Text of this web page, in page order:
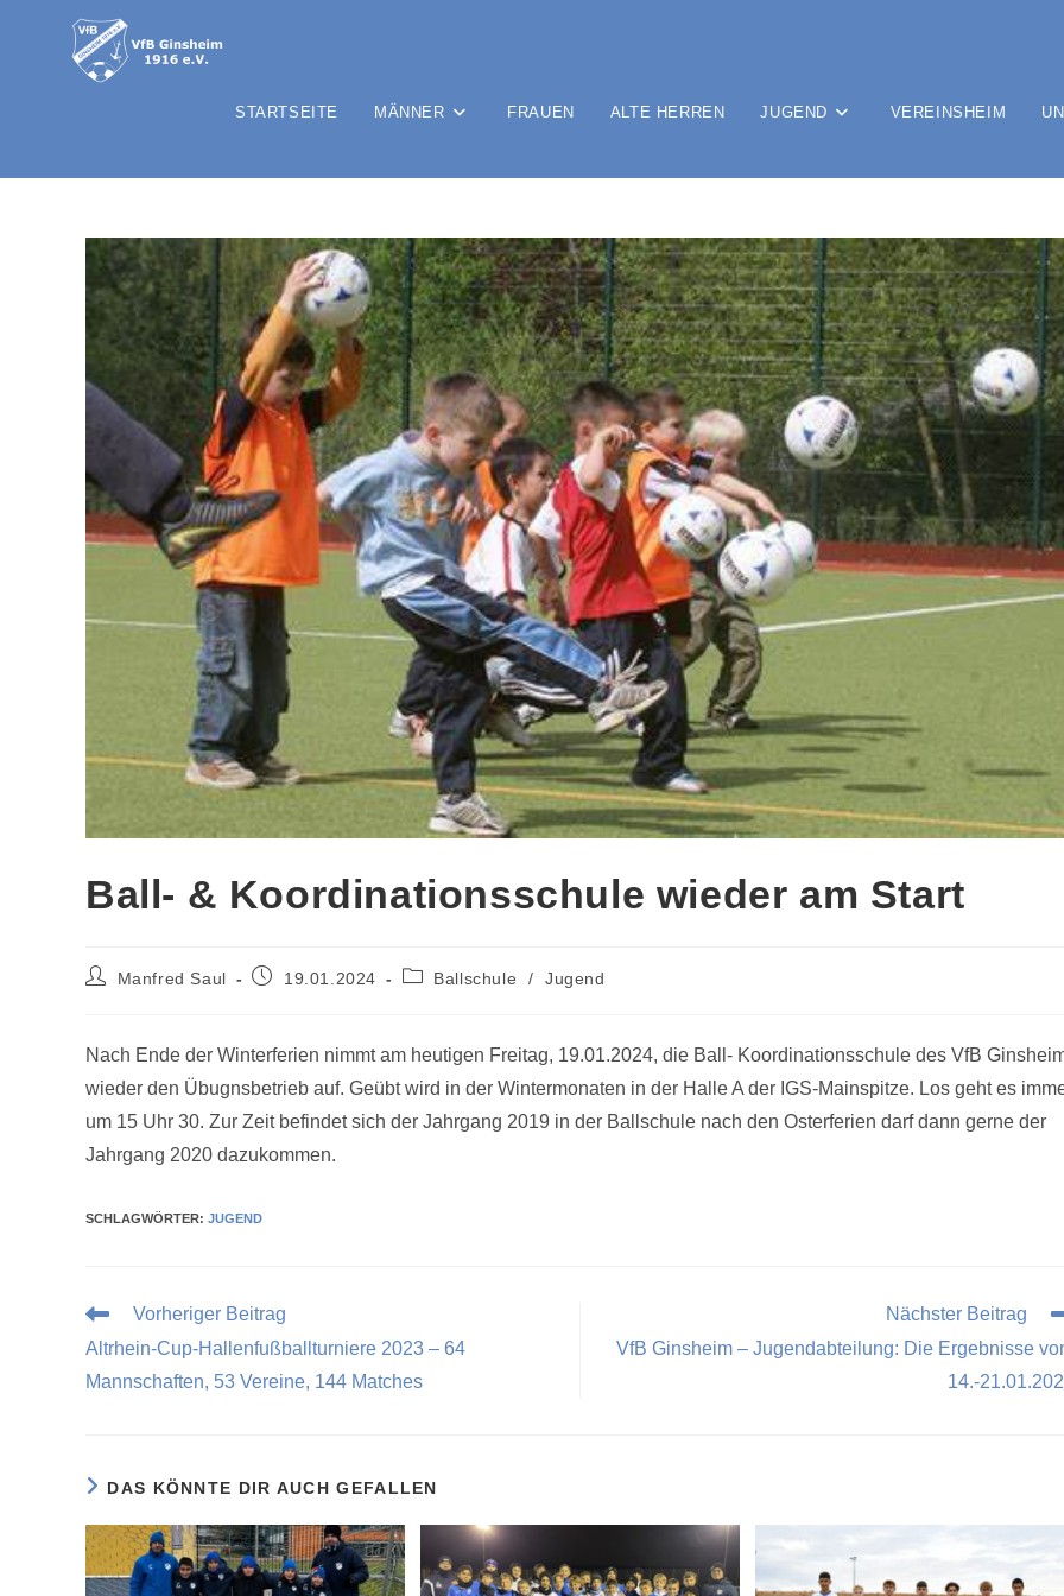
STARTSEITE MÄNNER FRAUEN ALTE HERREN JUGEND VEREINSHEIM
Ball- & Koordinationsschule wieder am Start
Manfred Saul 19.01.2024 Ballschule / Jugend
Nach Ende der Winterferien nimmt am heutigen Freitag, 19.01.2024, die Ball- Koordinationsschule des VfB
wieder den Übugnsbetrieb auf. Geübt wird in der Wintermonaten in der Halle A der IGS-Mainspitze. Los geht es
um 15 Uhr 30. Zur Zeit befindet sich der Jahrgang 2019 in der Ballschule nach den Osterferien darf dann gerne der
Jahrgang 2020 dazukommen.
SCHLAGWÖRTER: JUGEND
Vorheriger Beitrag
Altrhein-Cup-Hallenfußballturniere 2023 – 64
Mannschaften, 53 Vereine, 144 Matches
Nächster Beitrag
VfB Ginsheim – Jugendabteilung: Die Ergebnisse
14.-
DAS KÖNNTE DIR AUCH GEFALLEN